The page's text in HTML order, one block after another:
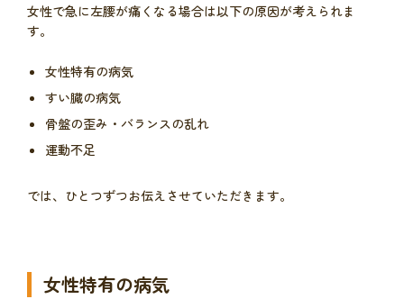
女性で急に左腰が痛くなる場合は以下の原因が考えられま
す。
女性特有の病気
すい臓の病気
骨盤の歪み・バランスの乱れ
運動不足
では、ひとつずつお伝えさせていただきます。
女性特有の病気